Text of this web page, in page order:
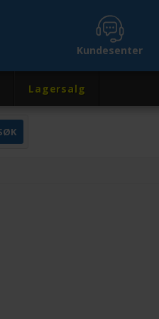
Kundesenter
Lagersalg